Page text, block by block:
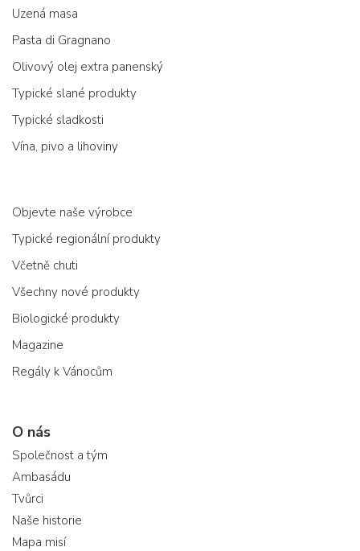
Uzená masa
Pasta di Gragnano
Olivový olej extra panenský
Typické slané produkty
Typické sladkosti
Vína, pivo a lihoviny
Objevte naše výrobce
Typické regionální produkty
Včetně chuti
Všechny nové produkty
Biologické produkty
Magazine
Regály k Vánocům
O nás
Společnost a tým
Ambasádu
Tvůrci
Naše historie
Mapa misí